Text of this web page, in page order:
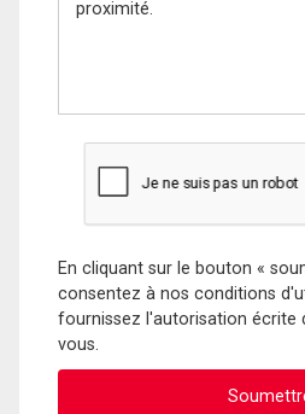
En cliquant sur le bouton «
consentez à nos conditions
fournissez l'autorisation écrite
vous.